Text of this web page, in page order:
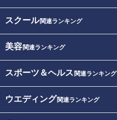
スクール関連ランキング
美容関連ランキング
スポーツ＆ヘルス 関連ランキング
ウエディング関連ランキング